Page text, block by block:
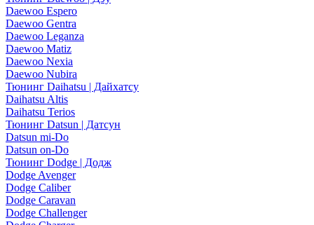
Daewoo Espero
Daewoo Gentra
Daewoo Leganza
Daewoo Matiz
Daewoo Nexia
Daewoo Nubira
Тюнинг Daihatsu | Дайхатсу
Daihatsu Altis
Daihatsu Terios
Тюнинг Datsun | Датсун
Datsun mi-Do
Datsun on-Do
Тюнинг Dodge | Додж
Dodge Avenger
Dodge Caliber
Dodge Caravan
Dodge Challenger